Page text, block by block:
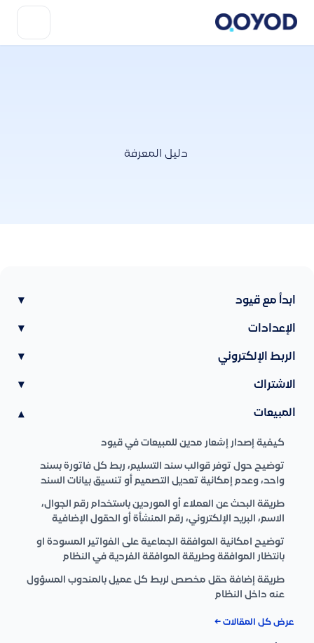
دليل المعرفة
ابدأ مع قيود ▾
الإعدادات ▾
الربط الإلكتروني ▾
الاشتراك ▾
المبيعات ▾
كيفية إصدار إشعار مدين للمبيعات في قيود
توضيح حول توفر قوالب سند التسليم، ربط كل فاتورة بسند
واحد، وعدم إمكانية تعديل التصميم أو تنسيق بيانات السند
طريقة البحث عن العملاء أو الموردين باستخدام رقم الجوال،
الاسم، البريد الإلكتروني، رقم المنشأة أو الحقول الإضافية
توضيح امكانية الموافقة الجماعية على الفواتير المسودة او
بانتظار الموافقة وطريقة الموافقة الفردية في النظام
طريقة إضافة حقل مخصص لربط كل عميل بالمندوب المسؤول
عنه داخل النظام
عرض كل المقالات ←